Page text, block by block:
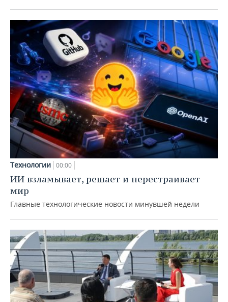
Технологии 00:00
ИИ взламывает, решает и перестраивает
мир
Главные технологические новости минувшей недели